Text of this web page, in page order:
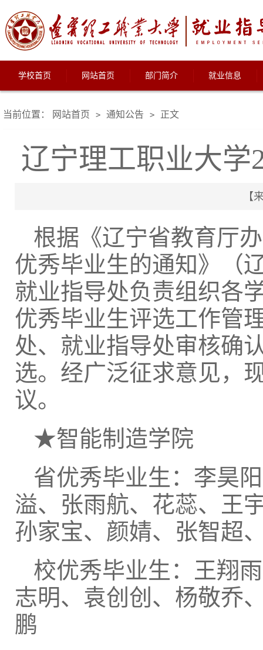
学校首页 网站首页 部门简介 就业信息
当前位置： 网站首页 > 通知公告 > 正文
辽宁理工职业大学
【
根据《辽宁省教育厅
优秀毕业生的通知》（
就业指导处负责组织各
优秀毕业生评选工作管
处、就业指导处审核确
选。经广泛征求意见，
议。
★智能制造学院
省优秀毕业生：李昊
溢、张雨航、花蕊、王
孙家宝、颜婧、张智超
校优秀毕业生：王翔
志明、袁创创、杨敬乔
鹏